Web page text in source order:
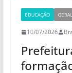
EDUCAÇÃO GERAL
10/07/2026